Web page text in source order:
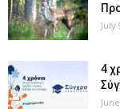
July
4